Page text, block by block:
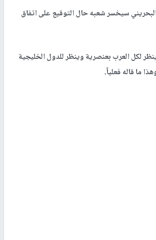
سيخسر شعبه حال التوقيع على اتفاق
لكل العرب بعنصرية وينظر للدول الخليجية
ما قاله فعلياً.